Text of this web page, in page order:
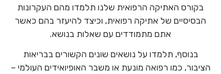
בקורס האתיקה הרפואית שלנו תלמדו מהם העקרונות
הבסיסיים של אתיקה רפואית, וכיצד להיעזר בהם כאשר
אתם מתמודדים עם שאלות בנושא.
בנוסף, תלמדו על נושאים שונים הקשורים בבריאות
הציבור, כמו רפואה מונעת או משבר האופיואידים העולמי –